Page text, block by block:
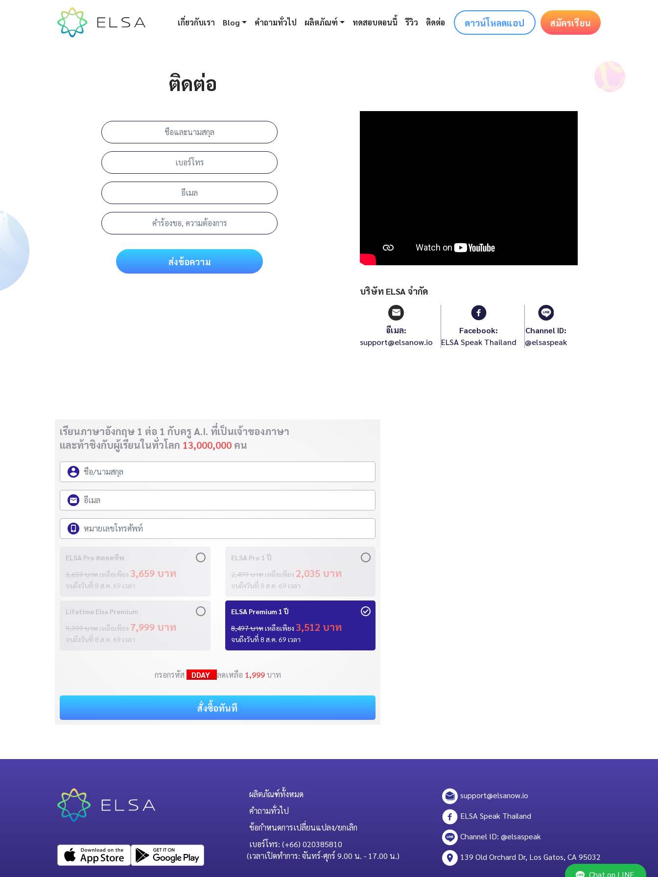
เกี่ยวกับเรา Blog คำถามทั่วไป ผลิตภัณฑ์ ทดสอบตอนนี้ รีวิว ติดต่อ ดาวน์โหลดแอป สมัครเรียน
ติดต่อ
ส่งข้อความ
บริษัท ELSA จำกัด
อีเมล:
support@elsanow.io
Facebook:
ELSA Speak Thailand
Channel ID:
@elsaspeak
เรียนภาษาอังกฤษ 1 ต่อ 1 กับครู A.I. ที่เป็นเจ้าของภาษา
และท้าชิงกับผู้เรียนในทั่วโลก 13,000,000 คน
ELSA Pro ตลอดชีพ
3,659 บาท เหลือเพียง 3,659 บาท
จนถึงวันที่ 8 ส.ค. 69 เวลา
ELSA Pro 1 ปี
2,499 บาท เหลือเพียง 2,035 บาท
จนถึงวันที่ 8 ส.ค. 69 เวลา
Lifetime Elsa Premium
9,999 บาท เหลือเพียง 7,999 บาท
จนถึงวันที่ 8 ส.ค. 69 เวลา
ELSA Premium 1 ปี
8,497 บาทเหลือเพียง 3,512 บาท
จนถึงวันที่ 8 ส.ค. 69 เวลา
กรอกรหัส DDAY ลดเหลือ 1,999บาท
สั่งซื้อทันที
ผลิตภัณฑ์ทั้งหมด
คำถามทั่วไป
ข้อกำหนดการเปลี่ยนแปลง/ยกเลิก
เบอร์โทร: (+66) 020385810
(เวลาเปิดทำการ: จันทร์-ศุกร์ 9.00 น. - 17.00 น.)
support@elsanow.io
ELSA Speak Thailand
Channel ID: @elsaspeak
139 Old Orchard Dr, Los Gatos, CA 95032
Chat on LINE